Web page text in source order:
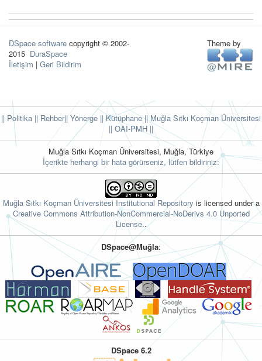
DSpace software copyright © 2002-
2015 DuraSpace
İletişim | Geri Bildirim
Theme by
|| Politika || Rehber|| Yönerge || Kütüphane|| Muğla Sıtkı Koçman Üniversitesi
|| OAI-PMH ||
Muğla Sıtkı Koçman Üniversitesi, Muğla, Türkiye
İçerikte herhangi bir hata görürseniz, lütfen bildiriniz:
Muğla Sıtkı Koçman Üniversitesi Institutional Repository is licensed under a
Creative Commons Attribution-NonCommercial-NoDerivs 4.0 Unported
License..
DSpace@Muğla:
DSpace 6.2